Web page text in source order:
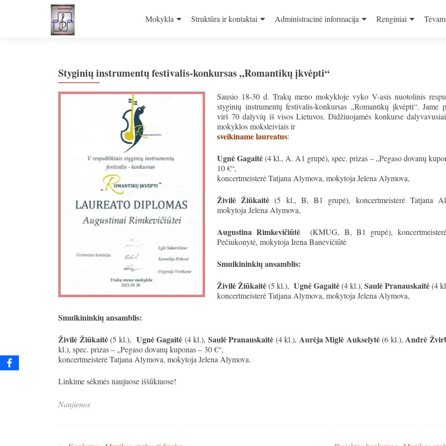
to
Mokykla Struktūra ir kontaktai Administracinė informacija Renginiai
Styginių instrumentų festivalis-konkursas „Romantikų įkvėpti“
Sausio 18-30 d. Trakų meno mokykloje vyko V-asis nuotolinis
styginių instrumentų festivalis-konkursas „Romantikų įkvėpti“. Jame
virš 70 dalyvių iš visos Lietuvos. Didžiuojamės konkurse
mokyklos moksleiviais ir
sveikiname laureatus:
Ugnė Gagaitė(4 kl., A. A1 grupė), spec. prizas – „Pegaso dovanų
10 €“,
koncertmeisterė Tatjana Alymova, mokytoja Jelena Alymova,
Živilė Žiūkaitė (5 kl., B, B1 grupė), koncertmeisterė Tatjana
mokytoja Jelena Alymova,
Augustina Rimkevičiūtė (KMUG, B, B1 grupė),
Pečiukonytė, mokytoja Irena Banevičiūtė
Smuikininkių ansamblis:
Živilė Žiūkaitė(5 kl.), Ugnė Gagaitė(4 kl.), Saulė Pranauskaitė(4
koncertmeisterė Tatjana Alymova, mokytoja Jelena Alymova,
Smuikininkių ansamblis:
Živilė Žiūkaitė(5 kl.), Ugnė Gagaitė (4 kl.), Saulė Pranauskaitė (4 kl.), Aurėja Miglė Aukselytė(6 kl.), Andrė
kl.), spec. prizas – „Pegaso dovanų kuponas – 30 €“,
koncertmeisterė Tatjana Alymova, mokytoja Jelena Alymova.
Linkime sėkmės naujuose iššūkiuose!
Naujienos